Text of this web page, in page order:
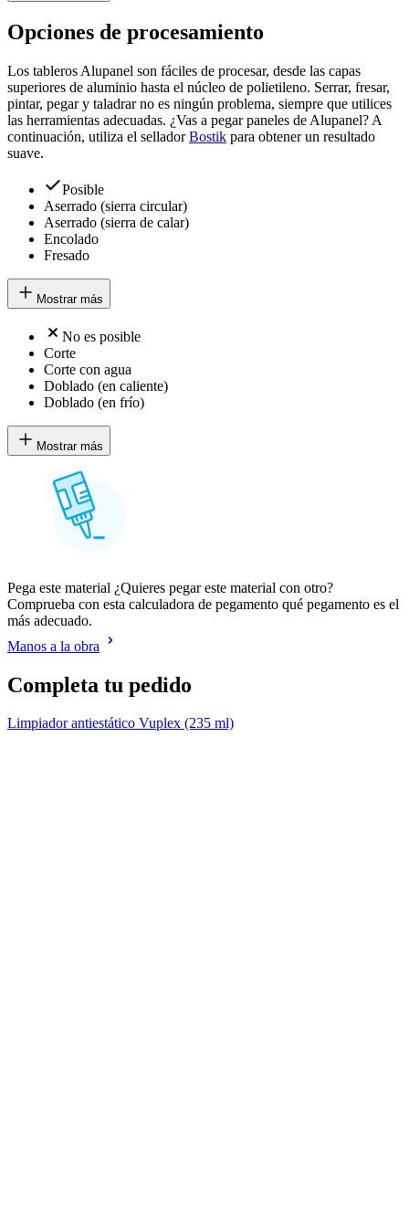
Opciones de procesamiento
Los tableros Alupanel son fáciles de procesar, desde las capas
superiores de aluminio hasta el núcleo de polietileno. Serrar, fresar,
pintar, pegar y taladrar no es ningún problema, siempre que utilices
las herramientas adecuadas. ¿Vas a pegar paneles de Alupanel? A
continuación, utiliza el selladorBostik para obtener un resultado
suave.
Posible
Aserrado (sierra circular)
Aserrado (sierra de calar)
Encolado
Fresado
Mostrar más
No es posible
Corte
Corte con agua
Doblado (en caliente)
Doblado (en frío)
Mostrar más
Pega este material ¿Quieres pegar este material con otro?
Comprueba con esta calculadora de pegamento qué pegamento es el
más adecuado.
Manos a la obra
Completa tu pedido
Limpiador antiestático Vuplex (235 ml)